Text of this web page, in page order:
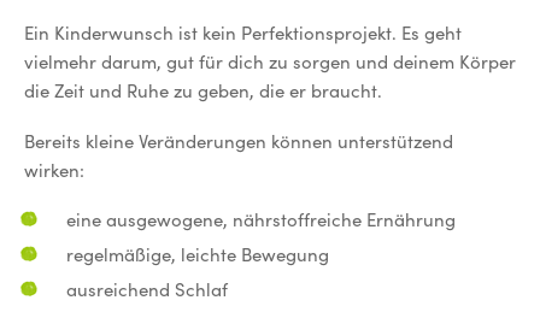
Ein Kinderwunsch ist kein Perfektionsprojekt. Es geht
vielmehr darum, gut für dich zu sorgen und deinem Körper
die Zeit und Ruhe zu geben, die er braucht.
Bereits kleine Veränderungen können unterstützend
wirken:
eine ausgewogene, nährstoffreiche Ernährung
regelmäßige, leichte Bewegung
ausreichend Schlaf